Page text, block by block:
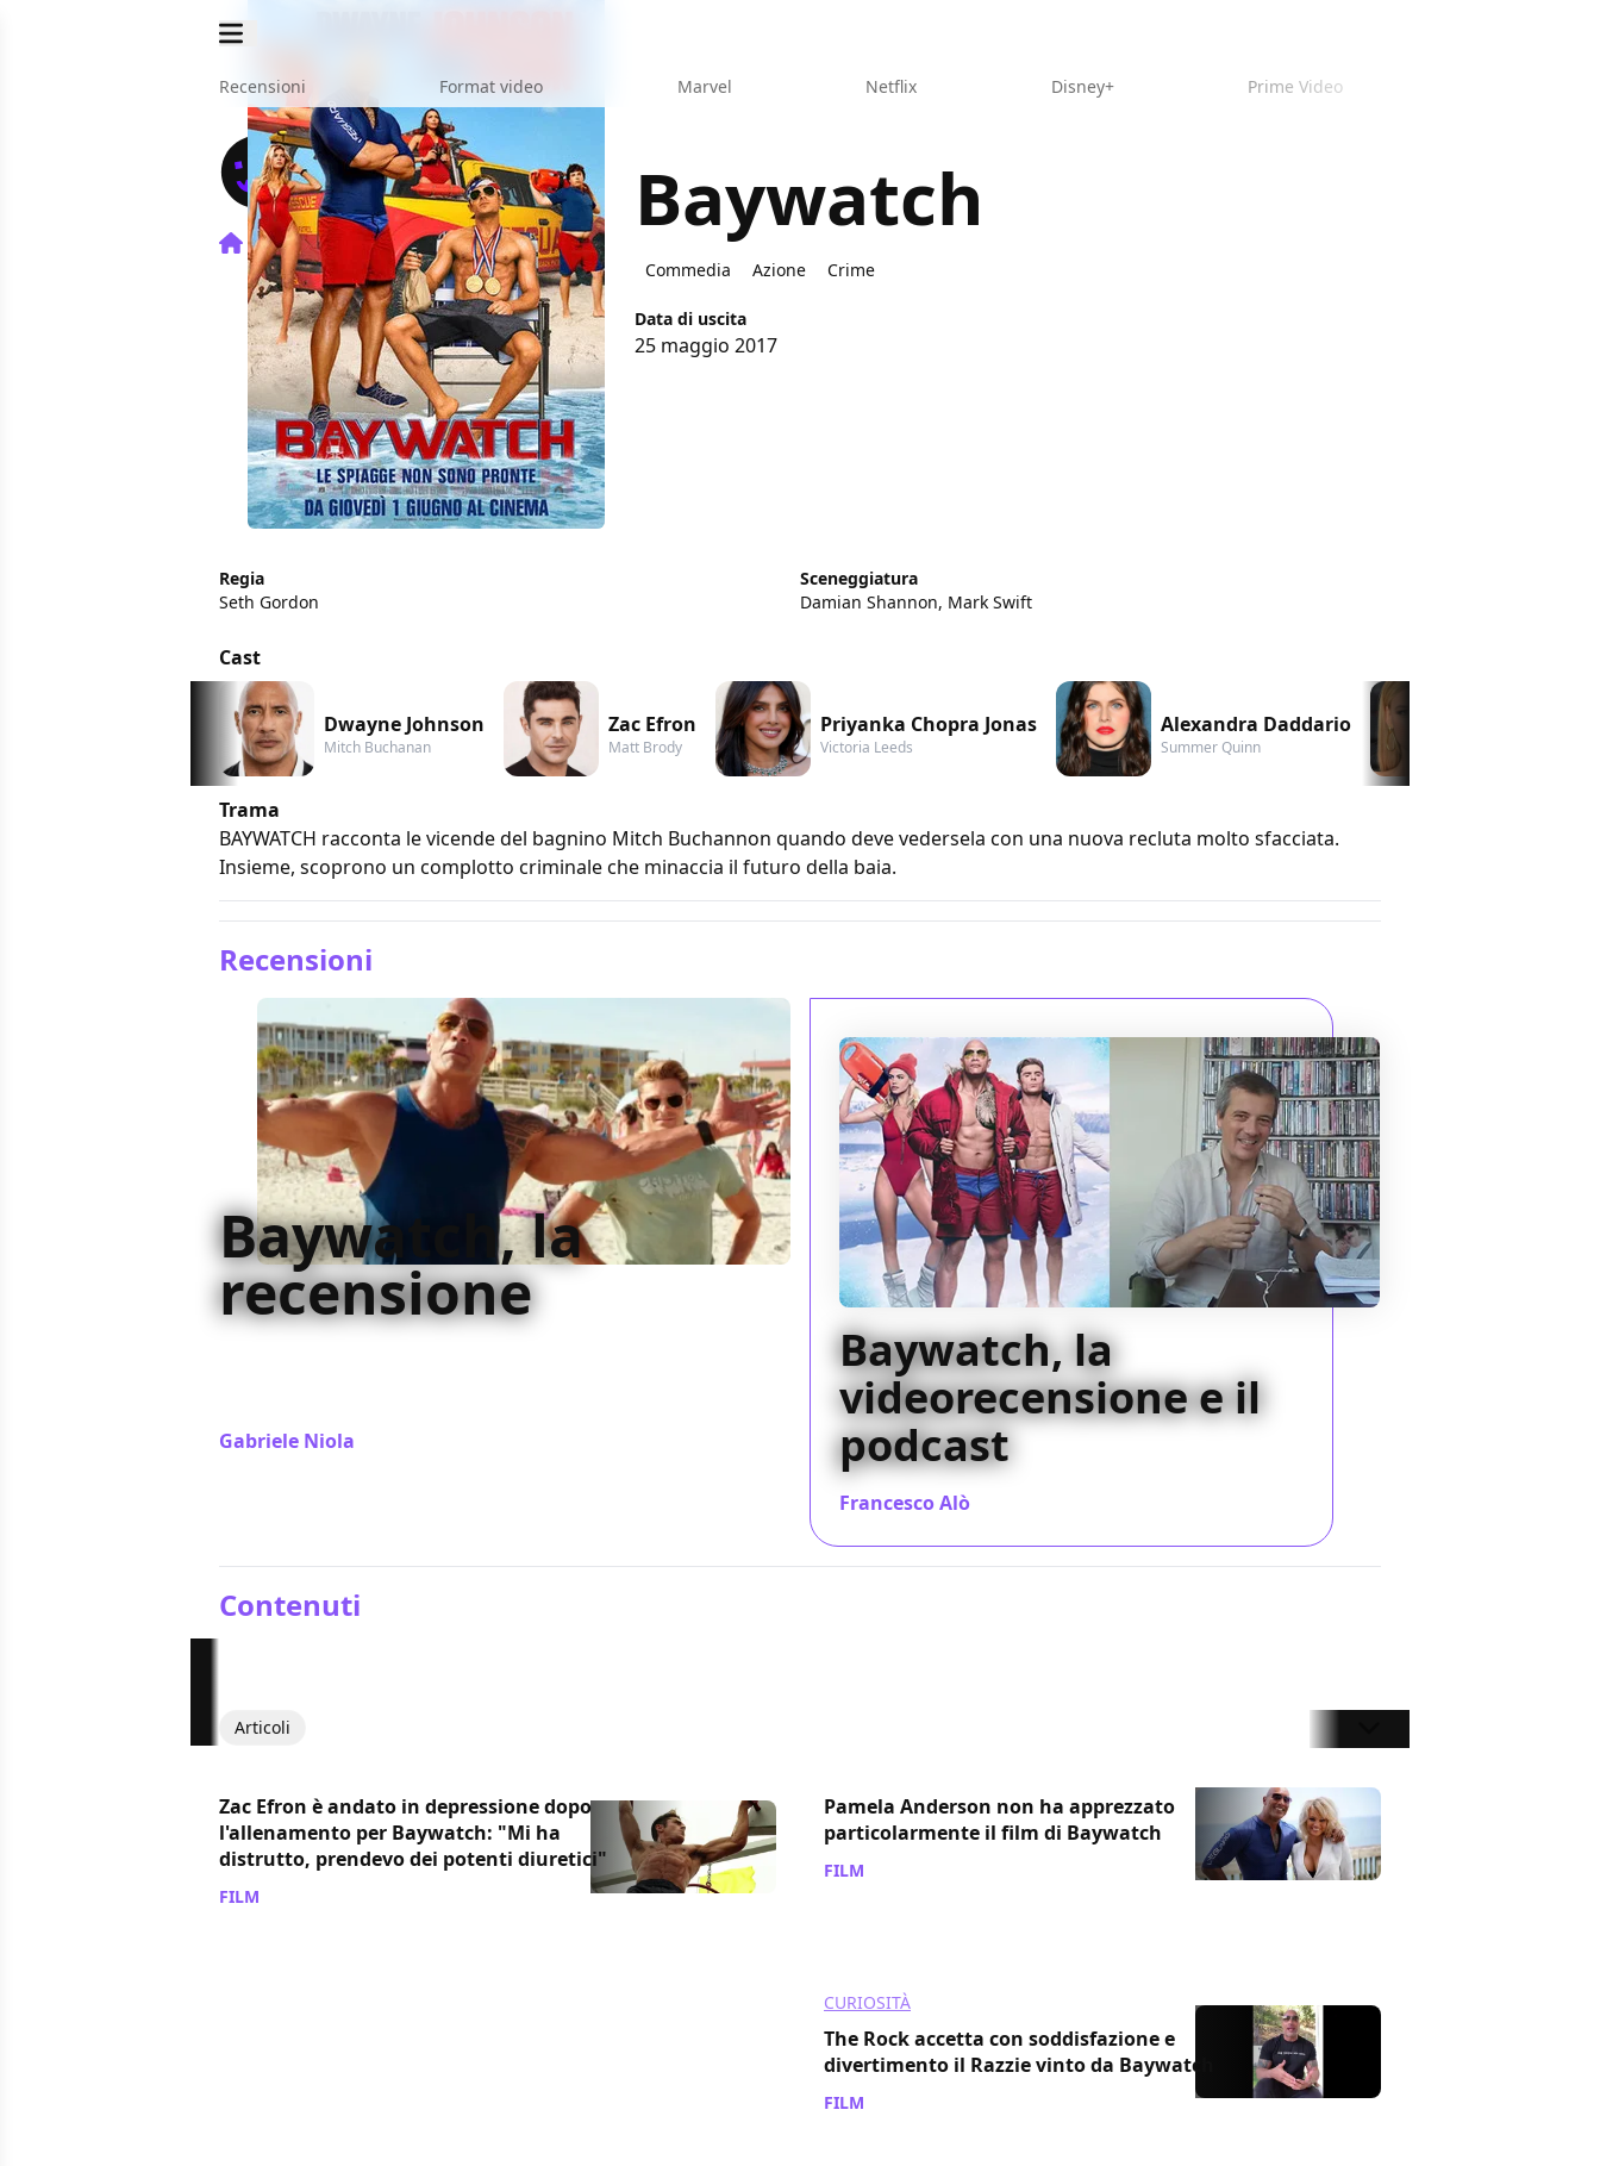
Recensioni Format video Marvel Netflix Disney+ Prime Video
Home Film Baywatch Baywatch
Commedia Azione Crime
Data di uscita
25 maggio 2017
Regia
Seth Gordon
Sceneggiatura
Damian Shannon, Mark Swift
Cast
Dwayne Johnson
Mitch Buchanan
Zac Efron
Matt Brody
Priyanka Chopra Jonas
Victoria Leeds
Alexandra Daddario
Summer Quinn
Trama
BAYWATCH racconta le vicende del bagnino Mitch Buchannon quando deve vedersela con una nuova recluta molto sfacciata.
Insieme, scoprono un complotto criminale che minaccia il futuro della baia.
Recensioni
Baywatch, la
recensione
Gabriele Niola
Baywatch, la
videorecensione e il
podcast
Francesco Alò
Contenuti
Articoli
Zac Efron è andato in depressione dopo
l'allenamento per Baywatch: "Mi ha
distrutto, prendevo dei potenti diuretici"
FILM
Pamela Anderson non ha apprezzato
particolarmente il film di Baywatch
FILM
CURIOSITÀ
The Rock accetta con soddisfazione e
divertimento il Razzie vinto da Baywatch
FILM